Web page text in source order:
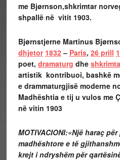
me Bjørnson,shkrimtar
shpallë në vitit 1903.
Bjørnstjerne Martinus
dhjetor 1832 – Paris, 26 prill
poet, dramaturg dhe
artistik kontribuoi, bashkë
e drammaturgjisë moderne
Madhështia e tij u vulos me
në vitin 1903
MOTIVACIONI:«Një haraç
madhështore e të
krejt i ndryshëm për